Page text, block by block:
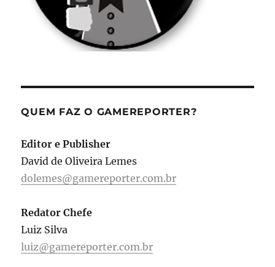
QUEM FAZ O GAMEREPORTER?
Editor e Publisher
David de Oliveira Lemes
dolemes@gamereporter.com.br
Redator Chefe
Luiz Silva
luiz@gamereporter.com.br